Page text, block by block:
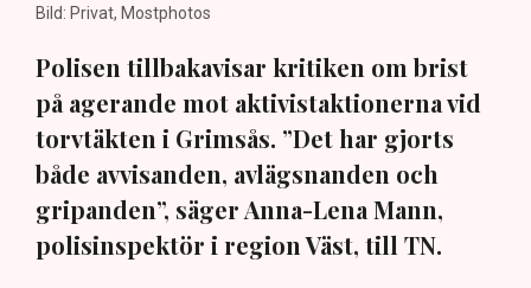
Bild: Privat, Mostphotos
Polisen tillbakavisar kritiken om brist
på agerande mot aktivistaktionerna vid
torvtäkten i Grimsås. ”Det har gjorts
både avvisanden, avlägsnanden och
gripanden”, säger Anna-Lena Mann,
polisinspektör i region Väst, till TN.